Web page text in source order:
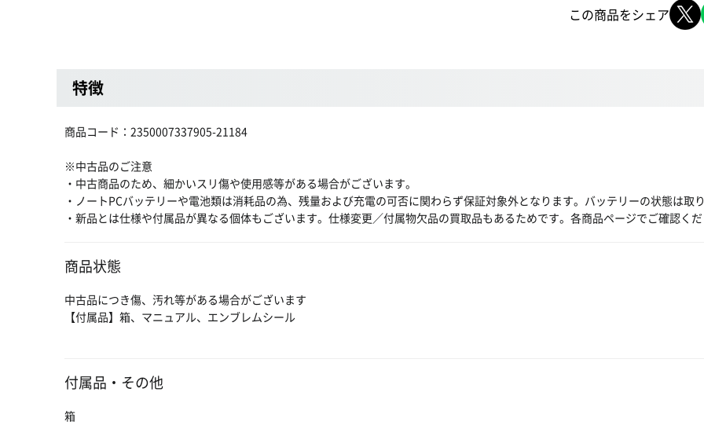
この商品をシェア
特徴
商品コード：2350007337905-21184
※中古品のご注意
・中古商品のため、細かいスリ傷や使用感等がある場合がございます。
・ノートPCバッテリーや電池類は消耗品の為、残量および充電の可否に関わらず保証対象外となります。バッテリーの状態は取
・新品とは仕様や付属品が異なる個体もございます。仕様変更／付属物欠品の買取品もあるためです。各商品ページでご確認く
商品状態
中古品につき傷、汚れ等がある場合がございます
【付属品】箱、マニュアル、エンブレムシール
付属品・その他
箱